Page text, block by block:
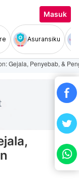
Masuk
Asuransiku
Gejala, Penyebab, &